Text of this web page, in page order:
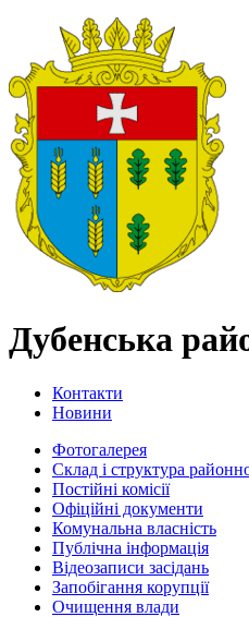
Дубенська
Контакти
Новини
Фотогалерея
Склад і структура
Постійні комісії
Офіційні документи
Комунальна власність
Публічна інформація
Відеозаписи засідань
Запобігання корупції
Очищення влади